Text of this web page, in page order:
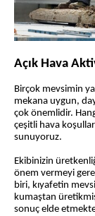
Açık Hava
Birçok mevsimin
mekana uygun,
çok önemlidir.
çeşitli hava
sunuyoruz.
Ekibinizin
önem vermeyi
biri, kıyafetin
kumaştan
sonuç elde